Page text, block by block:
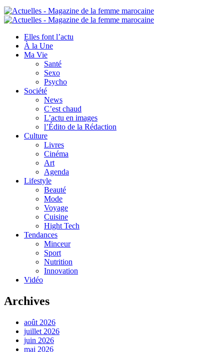
Elles font l’actu
À la Une
Ma Vie
Santé
Sexo
Psycho
Société
News
C’est chaud
L’actu en images
l’Édito de la Rédaction
Culture
Livres
Cinéma
Art
Agenda
Lifestyle
Beauté
Mode
Voyage
Cuisine
Hight Tech
Tendances
Minceur
Sport
Nutrition
Innovation
Vidéo
Archives
août 2026
juillet 2026
juin 2026
mai 2026